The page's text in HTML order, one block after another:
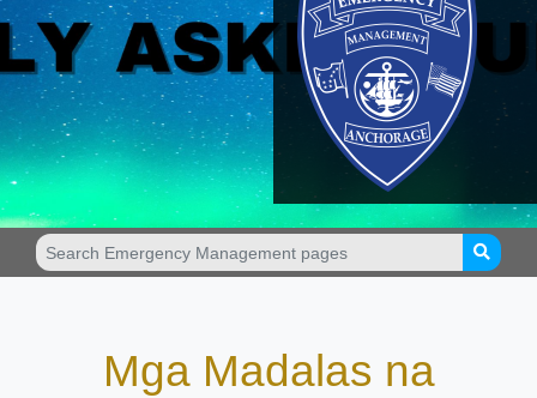
Mga Madalas na